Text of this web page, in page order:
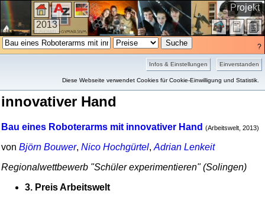
Einverstanden
Infos & Einstellungen
Diese Webseite verwendet Cookies für Cookie-Einwilligung und Statistik.
Projekt
2013
?
Preise: Bau eines Roboterarms mit
innovativer Hand
Bau eines Roboterarms mit innovativer Hand (Arbeitswelt, 2013)
von Björn Bouwer, Nico Hochgürtel, Adrian Lenkeit
Regional­wett­bewerb "Schüler expe­ri­men­tieren" (Solingen)
3. Preis Arbeitswelt